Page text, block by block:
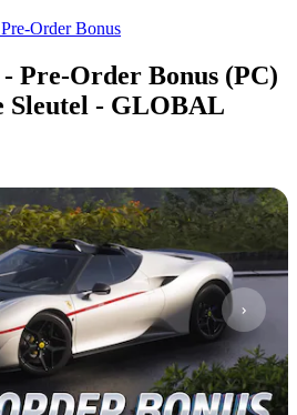
Order Bonus
Pre-Order Bonus (PC)
Sleutel - GLOBAL